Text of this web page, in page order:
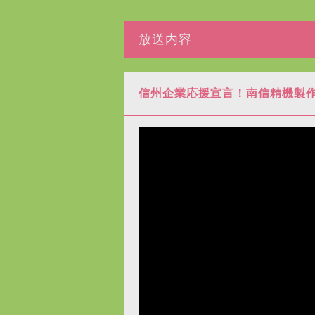
放送内容
信州企業応援宣言！南信精機製